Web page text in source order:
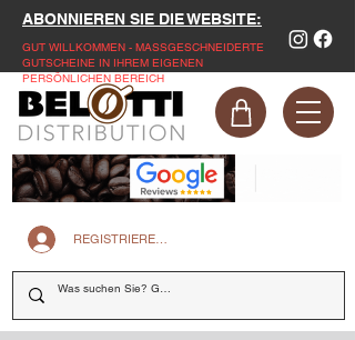
ABONNIEREN SIE DIE WEBSITE:
GUT WILLKOMMEN - MASSGESCHNEIDERTE
GUTSCHEINE IN IHREM EIGENEN
PERSÖNLICHEN BEREICH
REGISTRIEREN SIE SICH AUF DER WEBSITE